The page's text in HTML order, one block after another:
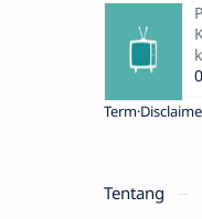
Term
Tentang